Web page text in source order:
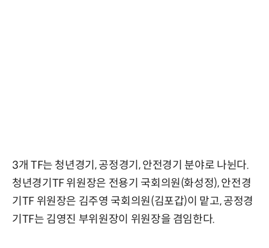
3개 TF는 청년경기, 공정경기, 안전경기 분야로 나뉜다.
청년경기TF 위원장은 전용기 국회의원(화성정), 안전경
기TF 위원장은 김주영 국회의원(김포갑)이 맡고, 공정경
기TF는 김영진 부위원장이 위원장을 겸임한다.